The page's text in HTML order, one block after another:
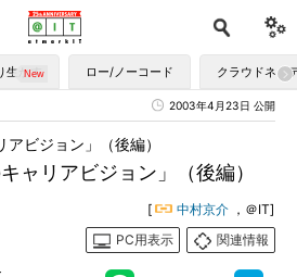
生かす ロー/ノーコード クラウドネイ
2003年4月23日 公開
ャリアビジョン」（後編）
ビジョン」（後編）
[ 中村京介 ，＠IT]
PC用表示
関連情報